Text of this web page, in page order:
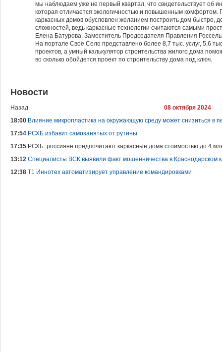
мы наблюдаем уже не первый квартал, что свидетельствует об
которая отличается экологичностью и повышенным комфортом.
каркасных домов обусловлен желанием построить дом быстро,
сложностей, ведь каркасные технологии считаются самыми
Елена Батурова, Заместитель Председателя Правления
На портале Своё Село представлено более 8,7 тыс. услуг, 5,6
проектов, а умный калькулятор строительства жилого дома
во сколько обойдется проект по строительству дома под ключ.
Новости
Назад.
08 октября 2024
18:00 Влияние микропластика на окружающую среду может снизиться в
17:54 РСХБ избавит самозанятых от рутины
17:35 РСХБ: россияне предпочитают каркасные дома стоимостью до 4
13:12 Специалисты ВСК выявили факт мошенничества в Краснодарском
12:38 Т1 Иннотех автоматизирует управление командировками